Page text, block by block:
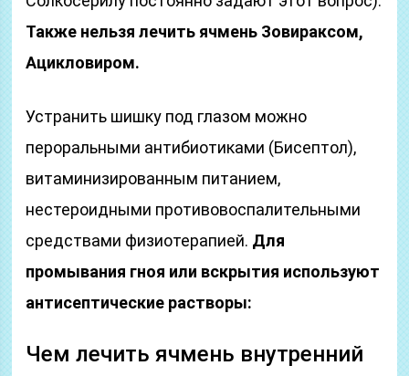
Также нельзя лечить ячмень Зовираксом,
Ацикловиром.
Устранить шишку под глазом можно
пероральными антибиотиками (Бисептол),
витаминизированным питанием,
нестероидными противовоспалительными
средствами физиотерапией. Для
промывания гноя или вскрытия используют
антисептические растворы:
Чем лечить ячмень внутренний